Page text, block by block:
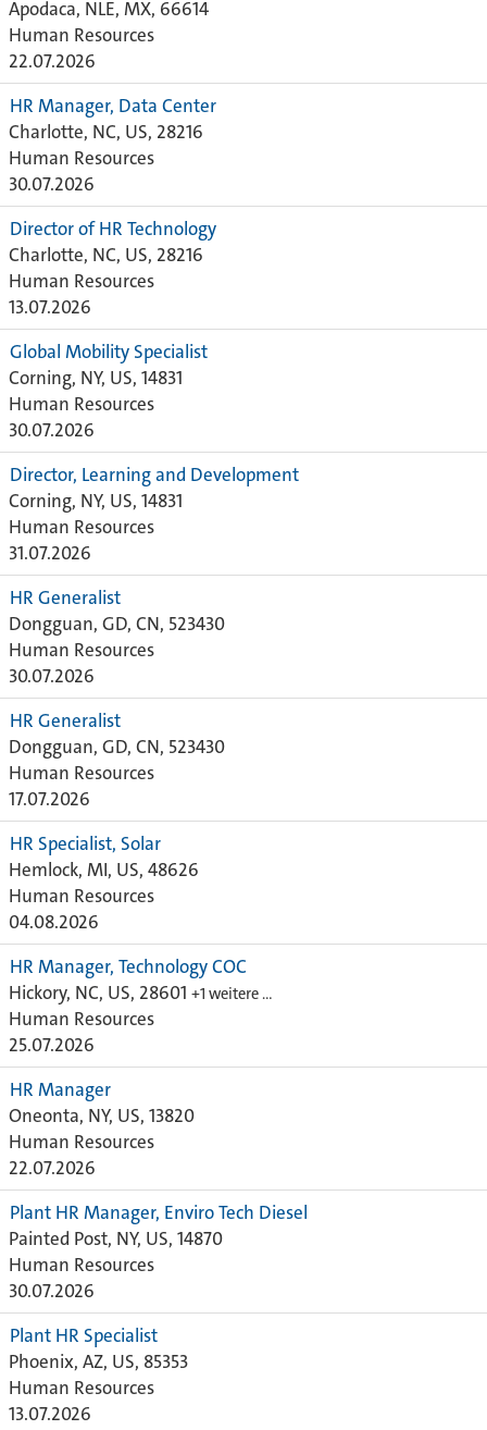
Apodaca, NLE, MX, 66614
Human Resources
22.07.2026
HR Manager, Data Center
Charlotte, NC, US, 28216
Human Resources
30.07.2026
Director of HR Technology
Charlotte, NC, US, 28216
Human Resources
13.07.2026
Global Mobility Specialist
Corning, NY, US, 14831
Human Resources
30.07.2026
Director, Learning and Development
Corning, NY, US, 14831
Human Resources
31.07.2026
HR Generalist
Dongguan, GD, CN, 523430
Human Resources
30.07.2026
HR Generalist
Dongguan, GD, CN, 523430
Human Resources
17.07.2026
HR Specialist, Solar
Hemlock, MI, US, 48626
Human Resources
04.08.2026
HR Manager, Technology COC
Hickory, NC, US, 28601 +1 weitere …
Human Resources
25.07.2026
HR Manager
Oneonta, NY, US, 13820
Human Resources
22.07.2026
Plant HR Manager, Enviro Tech Diesel
Painted Post, NY, US, 14870
Human Resources
30.07.2026
Plant HR Specialist
Phoenix, AZ, US, 85353
Human Resources
13.07.2026